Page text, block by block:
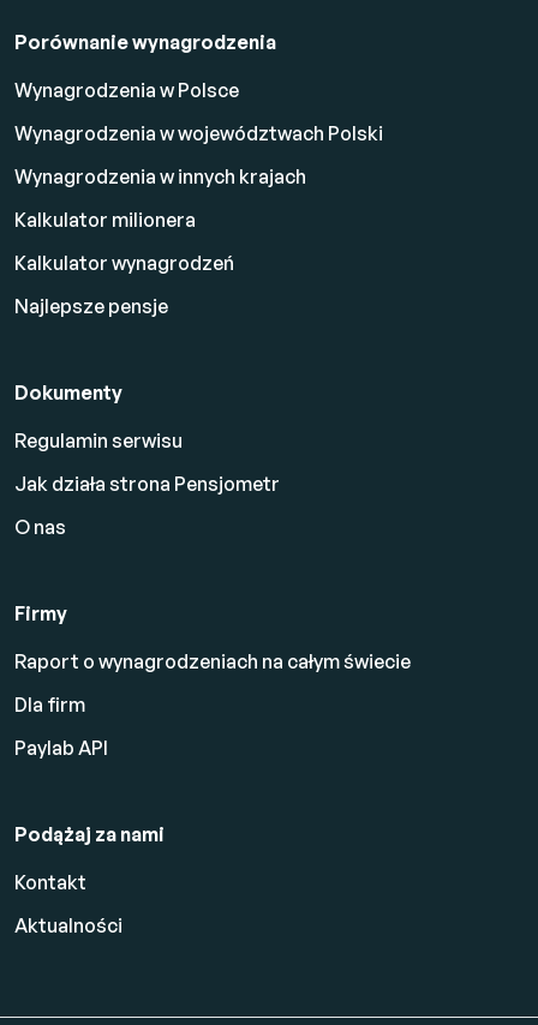
Porównanie wynagrodzenia
Wynagrodzenia w Polsce
Wynagrodzenia w województwach Polski
Wynagrodzenia w innych krajach
Kalkulator milionera
Kalkulator wynagrodzeń
Najlepsze pensje
Dokumenty
Regulamin serwisu
Jak działa strona Pensjometr
O nas
Firmy
Raport o wynagrodzeniach na całym świecie
Dla firm
Paylab API
Podążaj za nami
Kontakt
Aktualności